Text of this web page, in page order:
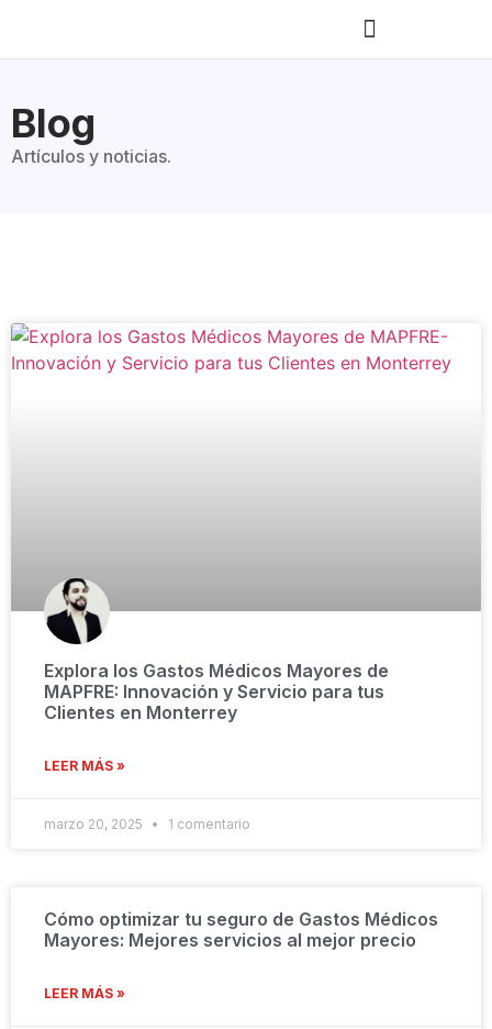
Blog
Artículos y noticias.
Explora los Gastos Médicos Mayores de
MAPFRE: Innovación y Servicio para tus
Clientes en Monterrey
LEER MÁS »
marzo 20, 2025 1 comentario
Cómo optimizar tu seguro de Gastos Médicos
Mayores: Mejores servicios al mejor precio
LEER MÁS »